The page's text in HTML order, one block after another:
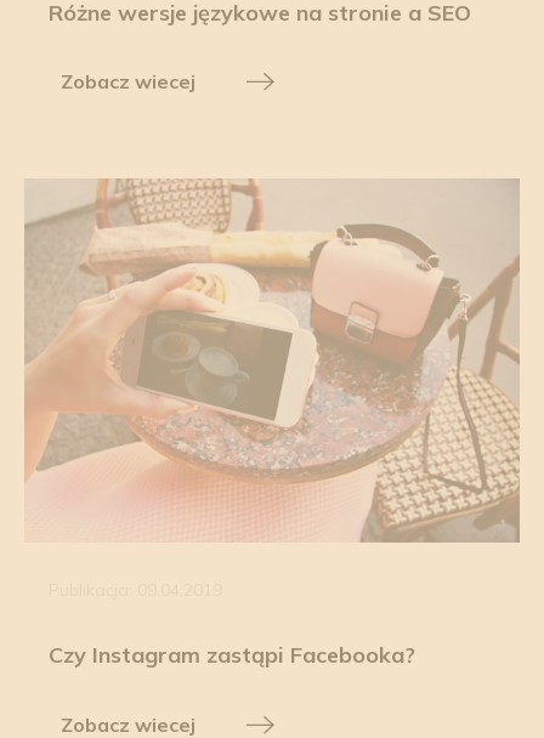
Różne wersje językowe na stronie a SEO
Zobacz wiecej
Czy Instagram zastąpi Facebooka?
Zobacz wiecej